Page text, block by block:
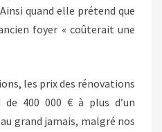
quand elle prétend que
foyer « coûterait une
les prix des rénovations
de 400 000 € à plus d’un
grand jamais, malgré nos